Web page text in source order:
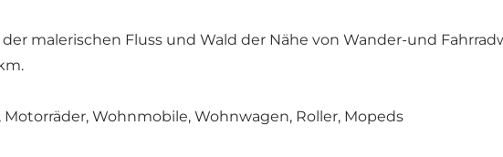
malerischen Fluss und Wald der Nähe von Wander-und
Wohnmobile, Wohnwagen, Roller, Mopeds